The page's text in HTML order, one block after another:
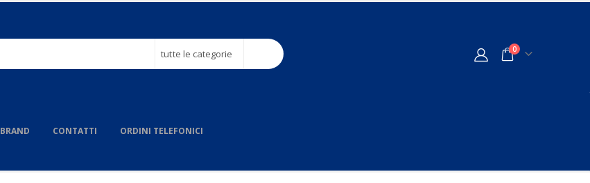
tutte le categorie 0
BRAND CONTATTI ORDINI TELEFONICI